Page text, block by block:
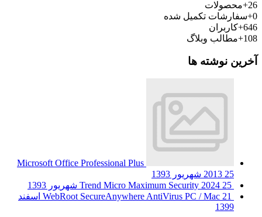
26+
محصولات
0+ سفارشات تکمیل شده
646+ کاربران
108+
مطالب وبلاگ
آخرین نوشته ها
Microsoft Office Professional Plus
2013 25 شهریور 1393
Trend Micro Maximum Security 2024 25 شهریور 1393
WebRoot SecureAnywhere AntiVirus PC / Mac 21 اسفند
1399